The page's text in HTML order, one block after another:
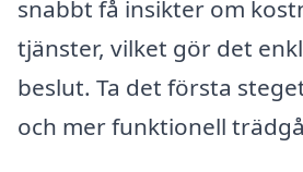
snabbt få insikter om
tjänster, vilket gör det
beslut. Ta det första
och mer funktionell